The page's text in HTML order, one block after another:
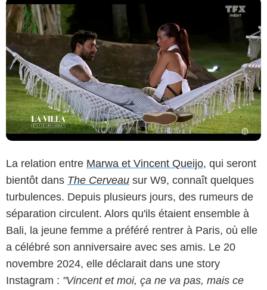
La relation entre Marwa et Vincent Queijo, qui seront
bientôt dans The Cerveau sur W9, connaît quelques
turbulences. Depuis plusieurs jours, des rumeurs de
séparation circulent. Alors qu'ils étaient ensemble à
Bali, la jeune femme a préféré rentrer à Paris, où elle
a célébré son anniversaire avec ses amis. Le 20
novembre 2024, elle déclarait dans une story
Instagram : "Vincent et moi, ça ne va pas, mais ce